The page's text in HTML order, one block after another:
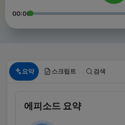
00:00
요약 스크립트 검색
에피소드 요약